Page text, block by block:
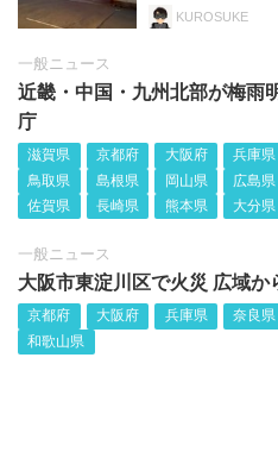
KUROSUKE
一般ニュース
近畿・中国・九州北部が梅雨
庁
滋賀県 京都府 大阪府 兵庫県
鳥取県
島根県 岡山県 広島県
佐賀県
長崎県 熊本県 大分県
一般ニュース
大阪市東淀川区で火災 広域か
京都府 大阪府 兵庫県
奈良県
和歌山県